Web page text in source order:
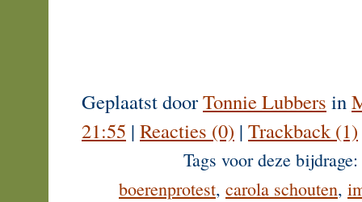
Geplaatst doorTonnie Lubbers in
21:55 | Reacties (0) | Trackback (1)
Tags voor deze bijdrage:
boerenprotest, carola schouten,